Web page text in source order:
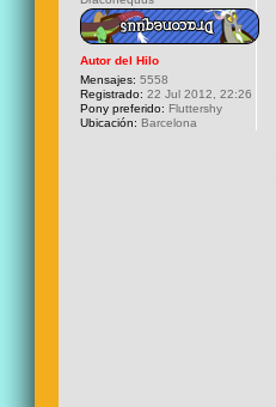
Autor del Hilo
Mensajes: 5558
Registrado: 22 Jul 2012, 22:26
Pony preferido: Fluttershy
Ubicación: Barcelona